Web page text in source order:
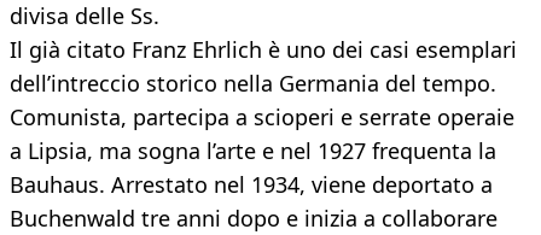
divisa delle Ss.
Il già citato Franz Ehrlich è uno dei casi esemplari
dell’intreccio storico nella Germania del tempo.
Comunista, partecipa a scioperi e serrate operaie
a Lipsia, ma sogna l’arte e nel 1927 frequenta la
Bauhaus. Arrestato nel 1934, viene deportato a
Buchenwald tre anni dopo e inizia a collaborare